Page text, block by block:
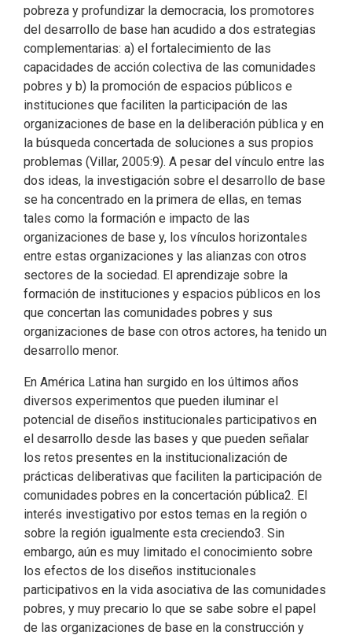
pobreza y profundizar la democracia, los promotores
del desarrollo de base han acudido a dos estrategias
complementarias: a) el fortalecimiento de las
capacidades de acción colectiva de las comunidades
pobres y b) la promoción de espacios públicos e
instituciones que faciliten la participación de las
organizaciones de base en la deliberación pública y en
la búsqueda concertada de soluciones a sus propios
problemas (Villar, 2005:9). A pesar del vínculo entre las
dos ideas, la investigación sobre el desarrollo de base
se ha concentrado en la primera de ellas, en temas
tales como la formación e impacto de las
organizaciones de base y, los vínculos horizontales
entre estas organizaciones y las alianzas con otros
sectores de la sociedad. El aprendizaje sobre la
formación de instituciones y espacios públicos en los
que concertan las comunidades pobres y sus
organizaciones de base con otros actores, ha tenido un
desarrollo menor.
En América Latina han surgido en los últimos años
diversos experimentos que pueden iluminar el
potencial de diseños institucionales participativos en
el desarrollo desde las bases y que pueden señalar
los retos presentes en la institucionalización de
prácticas deliberativas que faciliten la participación de
comunidades pobres en la concertación pública2. El
interés investigativo por estos temas en la región o
sobre la región igualmente esta creciendo3. Sin
embargo, aún es muy limitado el conocimiento sobre
los efectos de los diseños institucionales
participativos en la vida asociativa de las comunidades
pobres, y muy precario lo que se sabe sobre el papel
de las organizaciones de base en la construcción y